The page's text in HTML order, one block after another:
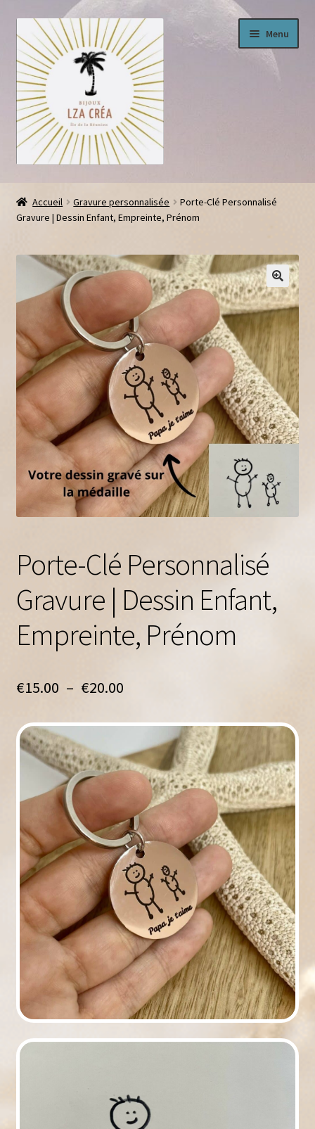
Aller
à
la
navigation
Aller
au
contenu
Menu
le
Panier
Conditions générales
Livraison
A propos
Contact
Accueil Gravure personnalisée
Porte-Clé Personnalisé
Gravure | Dessin Enfant, Empreinte, Prénom
🔍
Porte-Clé Personnalisé
Gravure | Dessin Enfant,
Empreinte, Prénom
€15.00 – €20.00Plage
€15.00
à
€20.00